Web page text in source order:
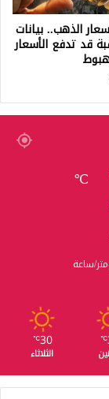
الذهب.. بيانات
قد تدفع الأسعار
℃
℃
30
℃
الثلاثاء